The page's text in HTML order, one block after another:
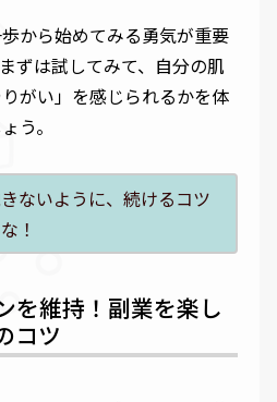
から始めてみる勇気が重要
ずは試してみて、自分の肌
がい」を感じられるかを体
う。
ないように、続けるコツ
！
を維持！副業を楽し
コツ